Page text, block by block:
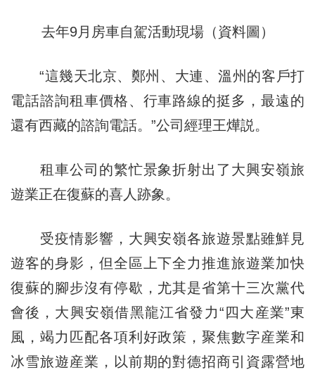
去年9月房車自駕活動現場（資料圖）
“這幾天北京、鄭州、大連、溫州的客戶打
電話諮詢租車價格、行車路線的挺多，最遠的
還有西藏的諮詢電話。”公司經理王燁説。
租車公司的繁忙景象折射出了大興安嶺旅
遊業正在復蘇的喜人跡象。
受疫情影響，大興安嶺各旅遊景點雖鮮見
遊客的身影，但全區上下全力推進旅遊業加快
復蘇的腳步沒有停歇，尤其是省第十三次黨代
會後，大興安嶺借黑龍江省發力“四大産業”東
風，竭力匹配各項利好政策，聚焦數字産業和
冰雪旅遊産業，以前期的對德招商引資露營地